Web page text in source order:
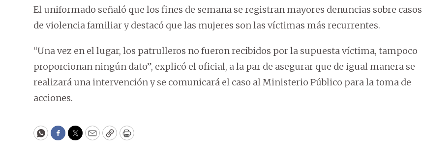
El uniformado señaló que los fines de semana se registran mayores denuncias sobre casos
de violencia familiar y destacó que las mujeres son las víctimas más recurrentes.
“Una vez en el lugar, los patrulleros no fueron recibidos por la supuesta víctima, tampoco
proporcionan ningún dato”, explicó el oficial, a la par de asegurar que de igual manera se
realizará una intervención y se comunicará el caso al Ministerio Público para la toma de
acciones.
WhatsApp
Facebook
Twitter
EmailCopyPrint